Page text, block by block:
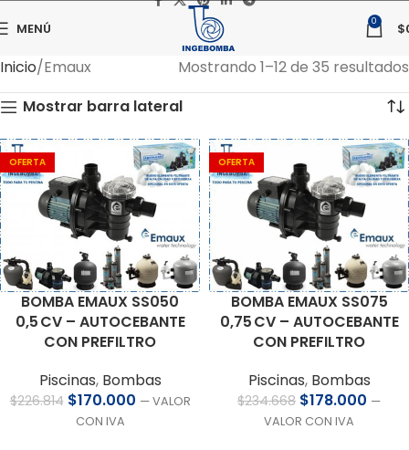
MENÚ 0 $
Inicio Emaux
Mostrando 1–12 de 35 resultados
Mostrar barra lateral
OFERTA
BOMBA EMAUX SS050
0,5 CV – AUTOCEBANTE
CON PREFILTRO
Piscinas, Bombas
$226.814 $170.000 — VALOR
CON IVA
OFERTA
BOMBA EMAUX SS075
0,75 CV – AUTOCEBANTE
CON PREFILTRO
Piscinas, Bombas
$234.668 $178.000 —
VALOR CON IVA